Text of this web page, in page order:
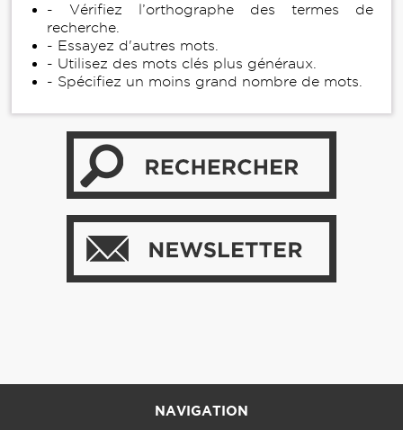
- Vérifiez l’orthographe des termes de
recherche.
- Essayez d'autres mots.
- Utilisez des mots clés plus généraux.
- Spécifiez un moins grand nombre de mots.
NAVIGATION